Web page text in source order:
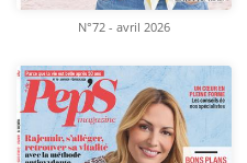
N°72 - avril 2026